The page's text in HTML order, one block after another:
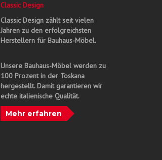
Classic Design
Classic Design zählt seit vielen
Jahren zu den erfolgreichsten
Herstellern für Bauhaus-Möbel.
Unsere Bauhaus-Möbel werden zu
100 Prozent in der Toskana
hergestellt. Damit garantieren wir
echte italienische Qualität.
Mehr erfahren